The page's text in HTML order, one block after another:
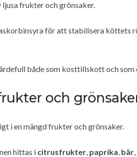
frukter och grönsaker.
för att stabilisera köttets
både som kosttillskott och som
och
i en mängd frukter och grönsaker.
hittas i citrusfrukter, paprika, bär